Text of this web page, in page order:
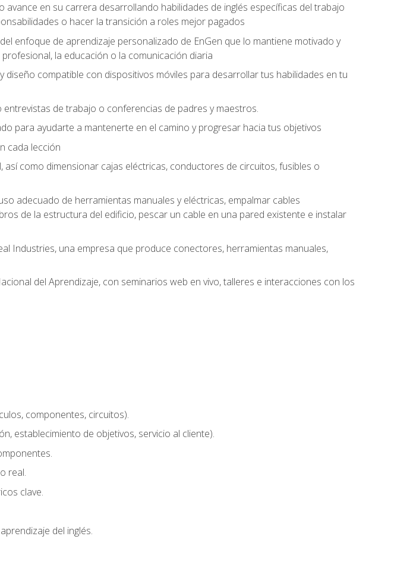
en su carrera desarrollando habilidades de inglés específicas del trabajo
o hacer la transición a roles mejor pagados
enfoque de aprendizaje personalizado de EnGen que lo mantiene motivado y
la educación o la comunicación diaria
diseño compatible con dispositivos móviles para desarrollar tus habilidades en tu
de trabajo o conferencias de padres y maestros.
para ayudarte a mantenerte en el camino y progresar hacia tus objetivos
cada lección
como dimensionar cajas eléctricas, conductores de circuitos, fusibles o
adecuado de herramientas manuales y eléctricas, empalmar cables
de la estructura del edificio, pescar un cable en una pared existente e instalar
Industries, una empresa que produce conectores, herramientas manuales,
del Aprendizaje, con seminarios web en vivo, talleres e interacciones con los
componentes, circuitos).
establecimiento de objetivos, servicio al cliente).
real.
clave.
del inglés.